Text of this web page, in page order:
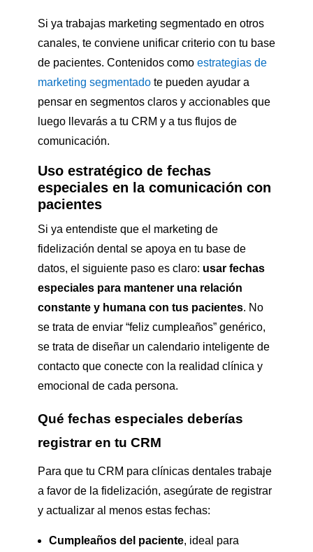
Si ya trabajas marketing segmentado en otros
canales, te conviene unificar criterio con tu base
de pacientes. Contenidos como estrategias de
marketing segmentadote pueden ayudar a
pensar en segmentos claros y accionables que
luego llevarás a tu CRM y a tus flujos de
comunicación.
Uso estratégico de fechas
especiales en la comunicación con
pacientes
Si ya entendiste que el marketing de
fidelización dental se apoya en tu base de
datos, el siguiente paso es claro: usar fechas
especiales para mantener una relación
constante y humana con tus pacientes. No
se trata de enviar “feliz cumpleaños” genérico,
se trata de diseñar un calendario inteligente de
contacto que conecte con la realidad clínica y
emocional de cada persona.
Qué fechas especiales deberías
registrar en tu CRM
Para que tu CRM para clínicas dentales trabaje
a favor de la fidelización, asegúrate de registrar
y actualizar al menos estas fechas:
Cumpleaños del paciente, ideal para